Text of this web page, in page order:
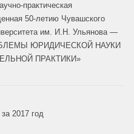
практическая
50-летию Чувашского
им. И.Н. Ульянова —
ЮРИДИЧЕСКОЙ НАУКИ
ПРАКТИКИ»
2017 год